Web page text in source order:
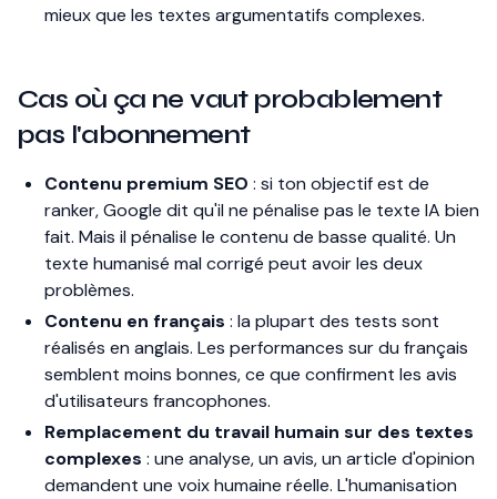
mieux que les textes argumentatifs complexes.
Cas où ça ne vaut probablement
pas l'abonnement
Contenu premium SEO : si ton objectif est de
ranker, Google dit qu'il ne pénalise pas le texte IA bien
fait. Mais il pénalise le contenu de basse qualité. Un
texte humanisé mal corrigé peut avoir les deux
problèmes.
Contenu en français : la plupart des tests sont
réalisés en anglais. Les performances sur du français
semblent moins bonnes, ce que confirment les avis
d'utilisateurs francophones.
Remplacement du travail humain sur des textes
complexes : une analyse, un avis, un article d'opinion
demandent une voix humaine réelle. L'humanisation